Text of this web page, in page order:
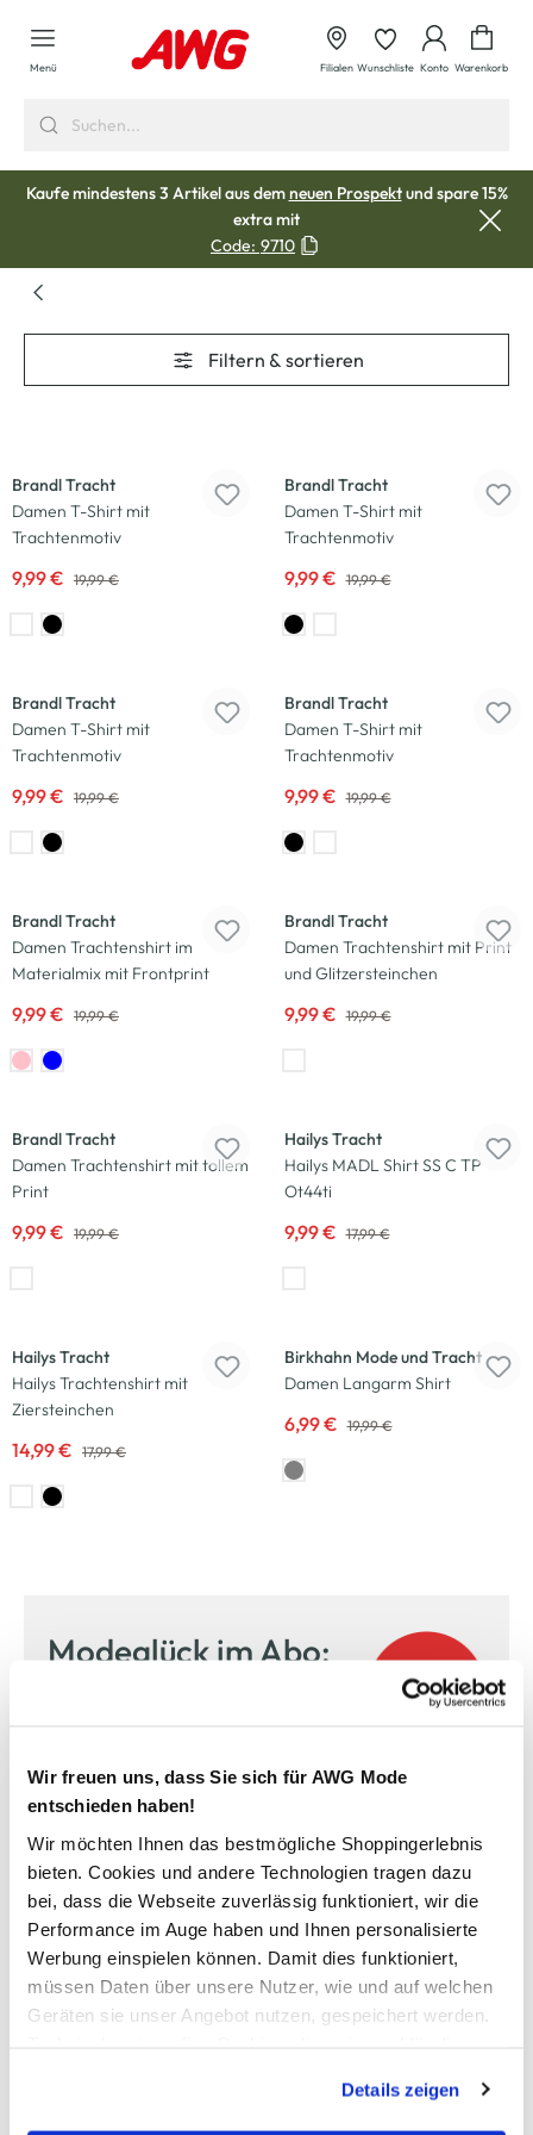
Wir freuen uns, dass Sie sich für AWG Mode
entschieden haben!
Wir möchten Ihnen das bestmögliche Shoppingerlebnis
bieten. Cookies und andere Technologien tragen dazu
bei, dass die Webseite zuverlässig funktioniert, wir die
Performance im Auge haben und Ihnen personalisierte
Werbung einspielen können. Damit dies funktioniert,
müssen Daten über unsere Nutzer, wie und auf welchen
Geräten sie unser Angebot nutzen, gespeichert werden.
werden, werden bei der Nutzung der Webseite auf jeden
Fall gesetzt. Cookies von Drittanbietern für Analyse- oder
Details zeigen
springen
Menü Filialen Wunschliste Konto Warenkorb
Kaufe mindestens 3 Artikel aus demneuen Prospektund spare 15%
extra mit
Code: 9710
Filtern & sortieren
Brandl Tracht
Damen T-Shirt mit
Trachtenmotiv
9,99 € 19,99 €
Brandl Tracht
Damen T-Shirt mit
Trachtenmotiv
9,99 € 19,99 €
Brandl Tracht
Damen T-Shirt mit
Trachtenmotiv
9,99 € 19,99 €
Brandl Tracht
Damen T-Shirt mit
Trachtenmotiv
9,99 € 19,99 €
Brandl Tracht
Damen Trachtenshirt im
Materialmix mit Frontprint
9,99 € 19,99 €
Brandl Tracht
Damen Trachtenshirt mit Print
und Glitzersteinchen
9,99 € 19,99 €
Brandl Tracht
Damen Trachtenshirt mit tollem
Print
9,99 € 19,99 €
Hailys Tracht
Hailys MADL Shirt SS C TP
Ot44ti
9,99 € 17,99 €
Hailys Tracht
Hailys Trachtenshirt mit
Ziersteinchen
14,99 € 17,99 €
Birkhahn Mode und Tracht
Damen Langarm Shirt
6,99 € 19,99 €
Modeglück im Abo:
Einkauf in unserem Online-Shop sichern.
Ihre E-Mail Adresse:
Jetzt anmelden
Ich möchte mich zum AWG Newsletter anmelden. Die Einwilligung kann ich
jederzeit durch einen Klick auf den Abmeldelink im Newsletter widerrufen. Ich